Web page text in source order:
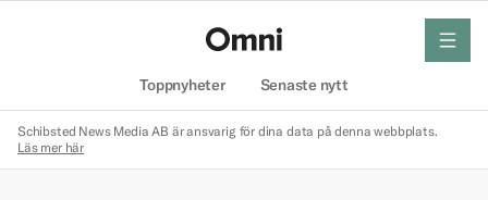
Toppnyheter Senaste nytt
meny
Schibsted News Media AB är ansvarig för dina data på denna webbplats.
Läs mer här